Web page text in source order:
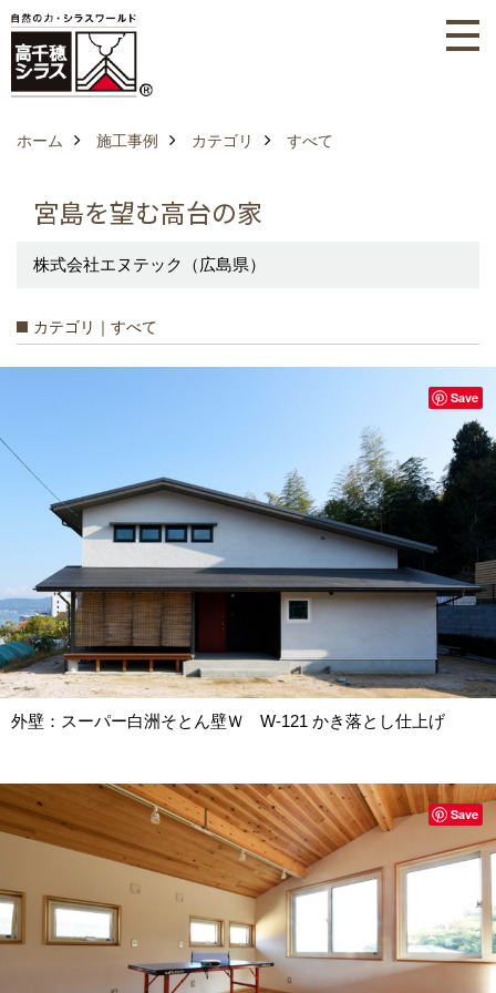
ホーム 施工事例 カテゴリ すべて
宮島を望む高台の家
株式会社エヌテック（広島県）
カテゴリ｜すべて
外壁：スーパー白洲そとん壁Ｗ W-121 かき落とし仕上げ
Save
Save